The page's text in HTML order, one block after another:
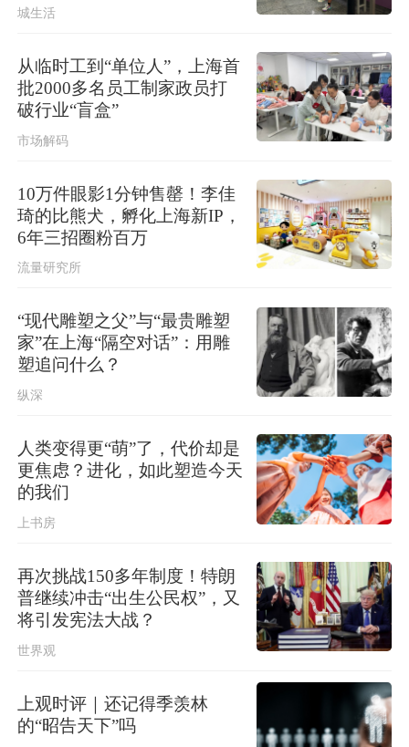
城生活
从临时工到“单位人”，上海首
批2000多名员工制家政员打
破行业“盲盒”
市场解码
10万件眼影1分钟售罄！李佳
琦的比熊犬，孵化上海新IP，
6年三招圈粉百万
流量研究所
“现代雕塑之父”与“最贵雕塑
家”在上海“隔空对话”：用雕
塑追问什么？
纵深
人类变得更“萌”了，代价却是
更焦虑？进化，如此塑造今天
的我们
上书房
再次挑战150多年制度！特朗
普继续冲击“出生公民权”，又
将引发宪法大战？
世界观
上观时评｜还记得季羡林
的“昭告天下”吗